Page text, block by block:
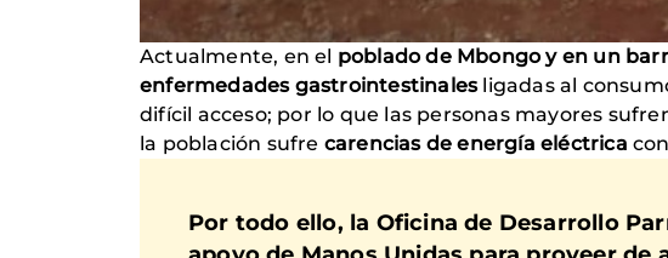
Actualmente, en el poblado de Mbongo y en un
enfermedades gastrointestinales ligadas al
difícil acceso; por lo que las personas mayores
la población sufre carencias de energía eléctrica
Por todo ello, la Oficina de Desarrollo